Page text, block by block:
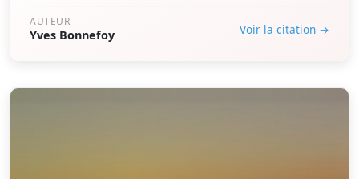
AUTEUR
Yves Bonnefoy Voir la citation →